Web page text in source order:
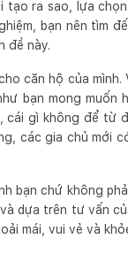
tạo ra sao, lựa
bạn nên tìm
đề này.
căn hộ của mình.
bạn mong muốn
gì không để từ
các gia chủ mới
bạn chứ không
dựa trên tư vấn
mái, vui vẻ và